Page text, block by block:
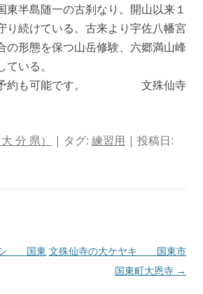
東半島随一の古刹なり。開山以来１
り続けている。古来より宇佐八幡宮
の形態を保つ山岳修験、六郷満山峰
いる。
予約も可能です。 文殊仙寺
分 県） | タグ: 練習用 | 投稿日:
シ 国東 文殊仙寺の大ケヤキ 国東市
国東町大恩寺 →